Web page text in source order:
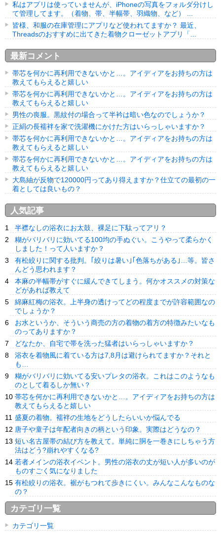
私はアプリは使っていませんが、iPhoneの写真をフォルダ分けし
て管理してます。（着物、帯、半幅帯、羽織物、など） ...
皆様、和服の在庫管理にアプリなど使われてますか？ 最近、
Threadsのおすすめに出てきた着物クローゼットアプリ「...
最新コメント
帯芯を何かに再利用できないかと…。アイディアをお持ちの方は
教えてもらえると嬉しい
帯芯を何かに再利用できないかと…。アイディアをお持ちの方は
教えてもらえると嬉しい
男性の喪服。黒紋付の場合って半衿は暗い色なのでしょうか？
正絹の長襦袢を家で洗濯機にかけた方はいらっしゃいますか？
帯芯を何かに再利用できないかと…。アイディアをお持ちの方は
教えてもらえると嬉しい
帯芯を何かに再利用できないかと…。アイディアをお持ちの方は
教えてもらえると嬉しい
大島紬が反物で120000円ってあり得えますか？仕立ての最初の一
着としては良いもの？
人気記事
半襟なしの浴衣にお太鼓、裸足に下駄ってアリ？
糊がバリバリに効いてる100均の手ぬぐい。こうやって柔らかく
しました！って人いますか？
有松絞りに関する批判。｢絞りは暑い｣｢色落ちがある｣…等。皆さ
んどう思われます？
本麻の半幅帯がすぐに緩んできてしまう。何かオススメの対策な
どがあれば教えて
綿麻紅梅の浴衣。上半身の透けってどの程度までが許容範囲なの
でしょうか？
お水というか、そういう商売の方の着物の着方の特徴みたいなも
のってありますか？
どなたか、自宅で帯を洗った猛者はいらっしゃいますか？
浴衣を着物風に着ている方は7,8月は避けられてますか？それと
も…
糊がバリバリに効いてる安いプレタの浴衣。これはこのようなも
のとして着るしか無い？
帯芯を何かに再利用できないかと…。アイディアをお持ちの方は
教えてもらえると嬉しい
盛夏の着物。襦袢の生地をどうしたらいいか悩んでる
唐子や童子は年配者向きの柄という印象。実際はどうなの？
短い名古屋帯の結び方を教えて。単純に胴を一巻きにしちゃう方
法はどう?崩れやすくなる?
若者メインの浴衣イベント。男性の浴衣の丈が短い人が多いのが
ものすごく気になりました
有松絞りの浴衣。裾がもつれて歩きにくい。みんなこんなものな
の？
カテゴリ一覧
カテゴリ一覧